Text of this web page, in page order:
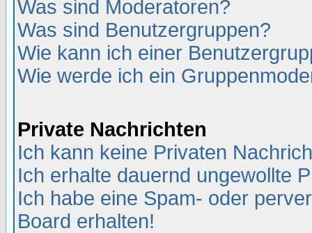
Was sind Moderatoren?
Was sind Benutzergruppen?
Wie kann ich einer
Wie werde ich ein
Private Nachrichten
Ich kann keine Privaten
Ich erhalte dauernd ungewollte
Ich habe eine Spam- oder
Board erhalten!